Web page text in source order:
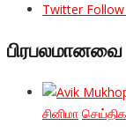
Twitter
பிரபலமானவை
சினிமா